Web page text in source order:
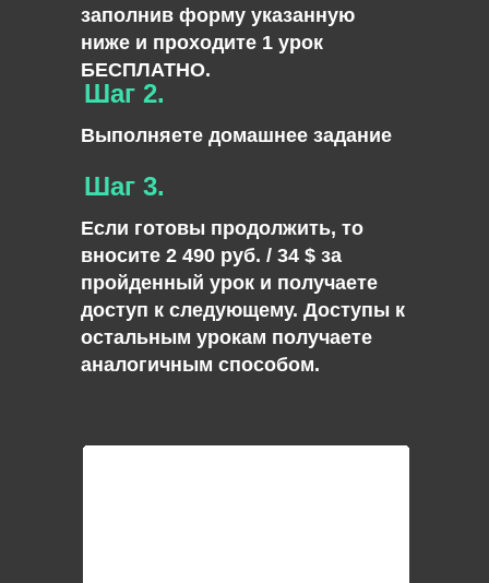
заполнив форму указанную
ниже и проходите 1 урок
БЕСПЛАТНО.
Выполняете домашнее задание
Шаг 2.
Если готовы продолжить, то
вносите 2 490 руб. / 34 $ за
пройденный урок и получаете
доступ к следующему. Доступы к
остальным урокам получаете
аналогичным способом.
Шаг 3.